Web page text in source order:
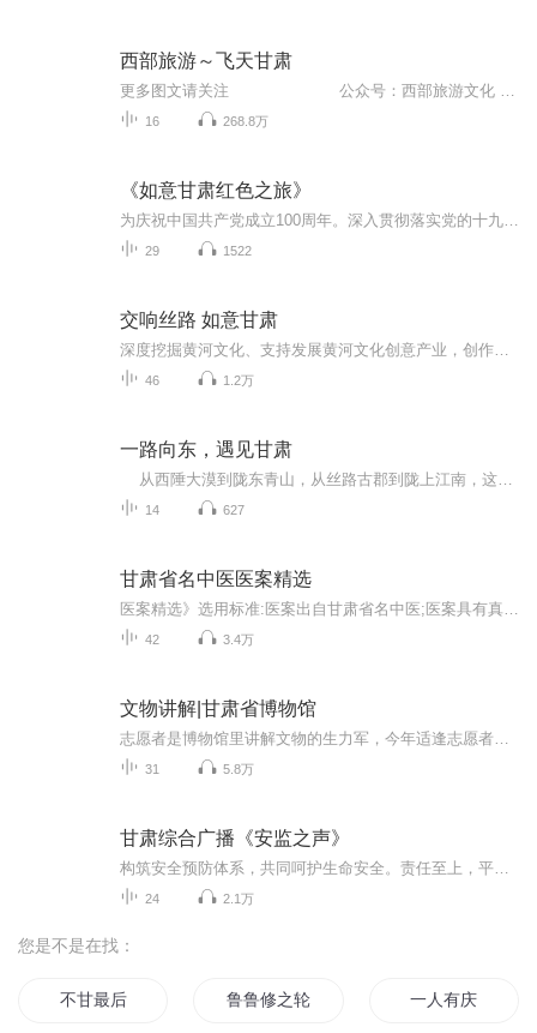
西部旅游～飞天甘肃
16 268.8万
《如意甘肃红色之旅》
29 1522
交响丝路 如意甘肃
46 1.2万
一路向东，遇见甘肃
14 627
甘肃省名中医医案精选
42 3.4万
文物讲解|甘肃省博物馆
31 5.8万
甘肃综合广播《安监之声》
24 2.1万
您是不是在找：
不甘最后 鲁鲁修之轮回 一人有庆